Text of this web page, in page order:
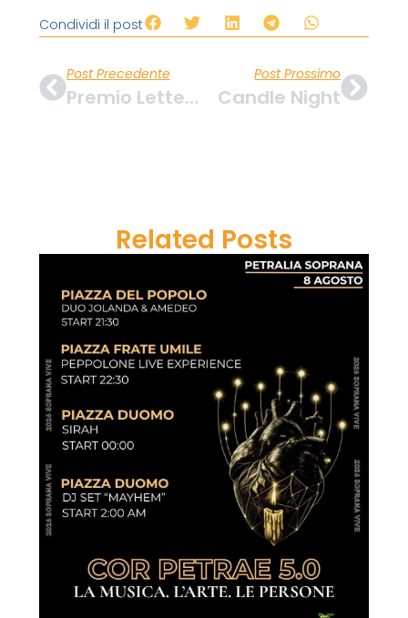
Condividi il post
Post Precedente
Premio Letterario Comet Poesia
Post Prossimo
Candle Night
Related Posts